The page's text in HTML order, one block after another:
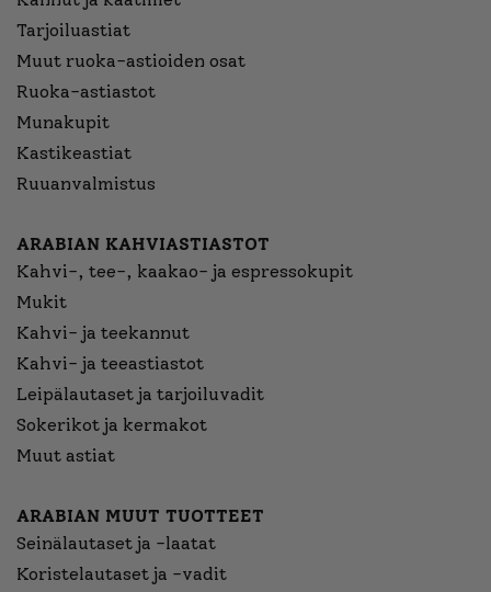
Tarjoiluastiat
Muut ruoka-astioiden osat
Ruoka-astiastot
Munakupit
Kastikeastiat
Ruuanvalmistus
ARABIAN KAHVIASTIASTOT
Kahvi-, tee-, kaakao- ja espressokupit
Mukit
Kahvi- ja teekannut
Kahvi- ja teeastiastot
Leipälautaset ja tarjoiluvadit
Sokerikot ja kermakot
Muut astiat
ARABIAN MUUT TUOTTEET
Seinälautaset ja -laatat
Koristelautaset ja -vadit